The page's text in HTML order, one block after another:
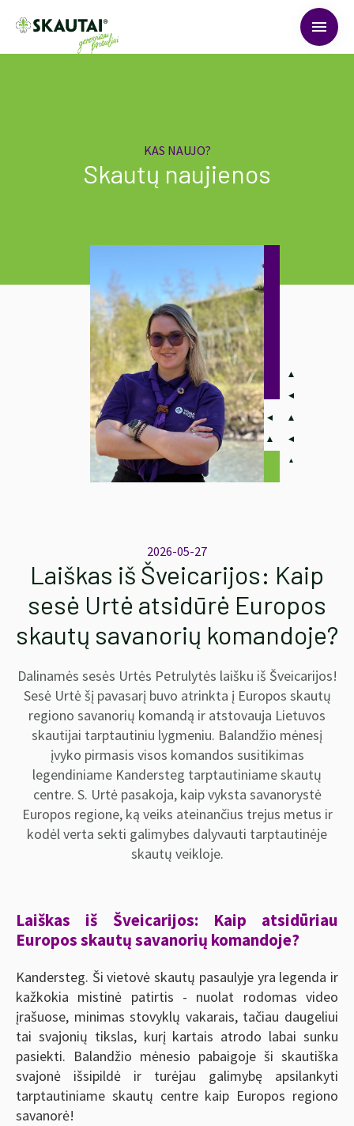
menu
KAS NAUJO?
Skautų naujienos
2026-05-27
Laiškas iš Šveicarijos: Kaip
sesė Urtė atsidūrė Europos
skautų savanorių komandoje?
Dalinamės sesės Urtės Petrulytės laišku iš Šveicarijos!
Sesė Urtė šį pavasarį buvo atrinkta į Europos skautų
regiono savanorių komandą ir atstovauja Lietuvos
skautijai tarptautiniu lygmeniu. Balandžio mėnesį
įvyko pirmasis visos komandos susitikimas
legendiniame Kandersteg tarptautiniame skautų
centre. S. Urtė pasakoja, kaip vyksta savanorystė
Europos regione, ką veiks ateinančius trejus metus ir
kodėl verta sekti galimybes dalyvauti tarptautinėje
skautų veikloje.
Laiškas iš Šveicarijos: Kaip atsidūriau
Europos skautų savanorių komandoje?
Kandersteg. Ši vietovė skautų pasaulyje yra legenda ir
kažkokia mistinė patirtis - nuolat rodomas video
įrašuose, minimas stovyklų vakarais, tačiau daugeliui
tai svajonių tikslas, kurį kartais atrodo labai sunku
pasiekti. Balandžio mėnesio pabaigoje ši skautiška
svajonė išsipildė ir turėjau galimybę apsilankyti
tarptautiniame skautų centre kaip Europos regiono
savanorė!